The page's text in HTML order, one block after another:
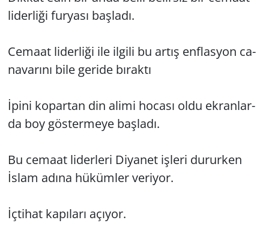
li­der­li­ği fur­ya­sı baş­la­dı.
Ce­ma­at li­der­li­ği ile il­gi­li bu artış enf­las­yon ca­
na­va­rı­nı bile ge­ri­de bı­rak­tı
İpini ko­par­tan din alimi ho­ca­sı oldu ek­ran­lar­
da boy gös­ter­me­ye baş­la­dı.
Bu ce­ma­at li­der­le­ri Di­ya­net iş­le­ri du­rur­ken
İslam adına hü­küm­ler ve­ri­yor.
İçti­hat ka­pı­la­rı açı­yor.